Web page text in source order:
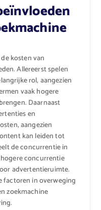
kosten van
Allereerst spelen
rol, aangezien
vaak hogere
Daarnaast
en
aangezien
kan leiden tot
de concurrentie in
concurrentie
advertentieruimte.
factoren in overweging
zoekmachine